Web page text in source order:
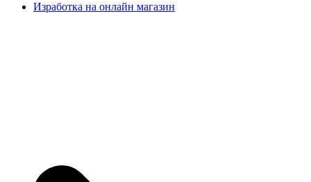
Изработка на онлайн магазин